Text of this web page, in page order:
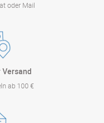
oder Mail
ab 100 €